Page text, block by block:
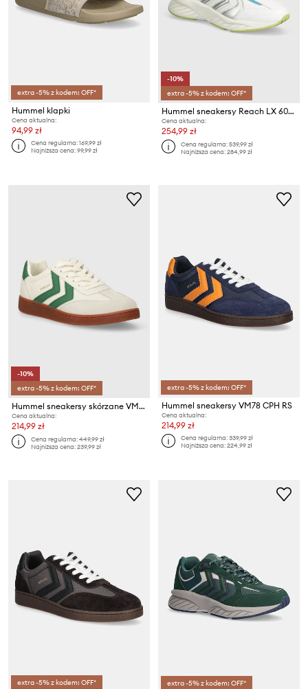
extra -5% z kodem: OFF*
Hummel klapki
Cena aktualna:
94,99 zł
Cena regularna:169,99 zł
Najniższa cena:99,99 zł
-10%
extra -5% z kodem: OFF*
Hummel sneakersy Reach LX 6000 SV
Cena aktualna:
254,99 zł
Cena regularna:539,99 zł
Najniższa cena:284,99 zł
-10%
extra -5% z kodem: OFF*
Hummel sneakersy skórzane VM78 CPH ML
Cena aktualna:
214,99 zł
Cena regularna:449,99 zł
Najniższa cena:239,99 zł
extra -5% z kodem: OFF*
Hummel sneakersy VM78 CPH RS
Cena aktualna:
214,99 zł
Cena regularna:339,99 zł
Najniższa cena:224,99 zł
extra -5% z kodem: OFF* extra -5% z kodem: OFF*